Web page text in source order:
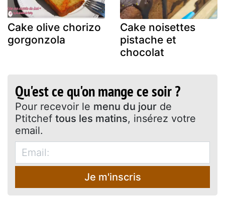
Cake olive chorizo
gorgonzola
Cake noisettes
pistache et
chocolat
Qu'est ce qu'on mange ce soir ?
Pour recevoir le menu du jour de
Ptitchef tous les matins, insérez votre
email.
Je m'inscris